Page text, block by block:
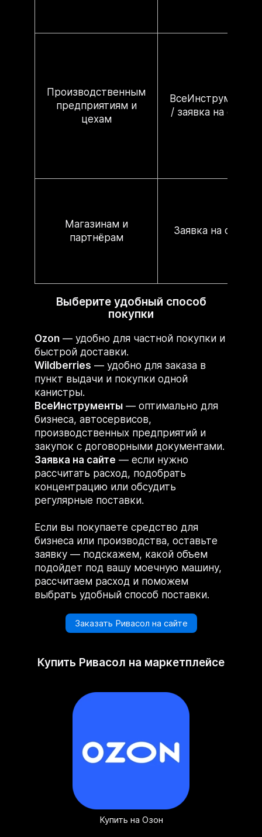
Производственным
предприятиям и
цехам
ВсеИнструменты
/ заявка на сайте
Магазинам и
партнёрам
Заявка на сайте
Выберите удобный способ
покупки
Ozon — удобно для частной покупки и
быстрой доставки.
Wildberries — удобно для заказа в
пункт выдачи и покупки одной
канистры.
ВсеИнструменты — оптимально для
бизнеса, автосервисов,
производственных предприятий и
закупок с договорными документами.
Заявка на сайте — если нужно
рассчитать расход, подобрать
концентрацию или обсудить
регулярные поставки.
Если вы покупаете средство для
бизнеса или производства, оставьте
заявку — подскажем, какой объем
подойдет под вашу моечную машину,
рассчитаем расход и поможем
выбрать удобный способ поставки.
Заказать Ривасол на сайте
Купить Ривасол на маркетплейсе
Купить на Озон